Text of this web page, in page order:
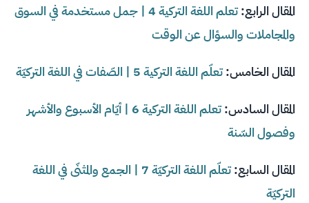
المقال الرابع:
تعلم اللغة التركية 4 | جمل مستخدمة في السوق
والمجاملات والسؤال عن الوقت
المقال الخامس:تعلّم اللغة التركية 5 | الصّفات في اللغة التركيّة
المقال السادس:
تعلم اللغة التركية 6 | أيّام الأسبوع والأشهر
وفصول السّنة
المقال السابع:
تعلّم اللغة التركيّة 7 | الجمع والمثنّى في اللغة
التركيّة